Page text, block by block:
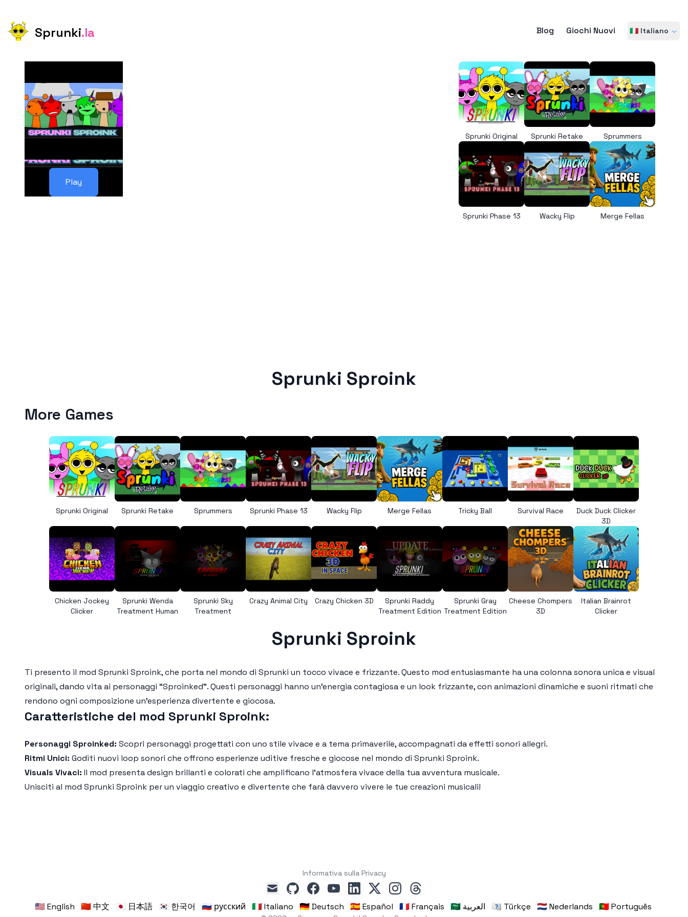
Sprunki.la Blog Giochi Nuovi 🇮🇹 Italiano
Play
Sprunki Original Sprunki Retake Sprummers
Sprunki Phase 13 Wacky Flip Merge Fellas
Sprunki Sproink
More Games
Sprunki Original Sprunki Retake Sprummers Sprunki Phase 13 Wacky Flip Merge Fellas Tricky Ball Survival Race
Duck Duck Clicker
3D
Chicken Jockey
Clicker
Sprunki Wenda
Treatment Human
Sprunki Sky
Treatment
Crazy Animal City Crazy Chicken 3D
Sprunki Raddy
Treatment Edition
Sprunki Gray
Treatment Edition
Cheese Chompers
3D
Italian Brainrot
Clicker
Sprunki Sproink
Ti presento il mod Sprunki Sproink, che porta nel mondo di Sprunki un tocco vivace e frizzante. Questo mod entusiasmante ha una colonna sonora unica e visual
originali, dando vita ai personaggi “Sproinked”. Questi personaggi hanno un’energia contagiosa e un look frizzante, con animazioni dinamiche e suoni ritmati che
rendono ogni composizione un'esperienza divertente e giocosa.
Caratteristiche del mod Sprunki Sproink:
Personaggi Sproinked: Scopri personaggi progettati con uno stile vivace e a tema primaverile, accompagnati da effetti sonori allegri.
Ritmi Unici: Goditi nuovi loop sonori che offrono esperienze uditive fresche e giocose nel mondo di Sprunki Sproink.
Visuals Vivaci: Il mod presenta design brillanti e colorati che amplificano l'atmosfera vivace della tua avventura musicale.
Unisciti al mod Sprunki Sproink per un viaggio creativo e divertente che farà davvero vivere le tue creazioni musicali!
Informativa sulla Privacy
mail
githubfacebookyoutubelinkedin
x instagramthreads
🇺🇸 English 🇨🇳 中文 🇯🇵 日本語 🇰🇷 한국어 🇷🇺 русский 🇮🇹 Italiano 🇩🇪 Deutsch 🇪🇸 Español 🇫🇷 Français 🇸🇦 العربية 🇹🇷 Türkçe 🇳🇱 Nederlands 🇵🇹 Português